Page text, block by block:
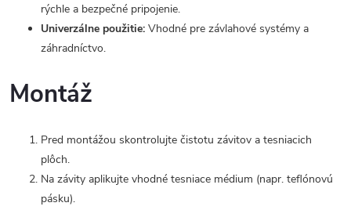
rýchle a bezpečné pripojenie.
Univerzálne použitie: Vhodné pre závlahové systémy a
záhradníctvo.
Montáž
Pred montážou skontrolujte čistotu závitov a tesniacich
plôch.
Na závity aplikujte vhodné tesniace médium (napr. teflónovú
pásku).